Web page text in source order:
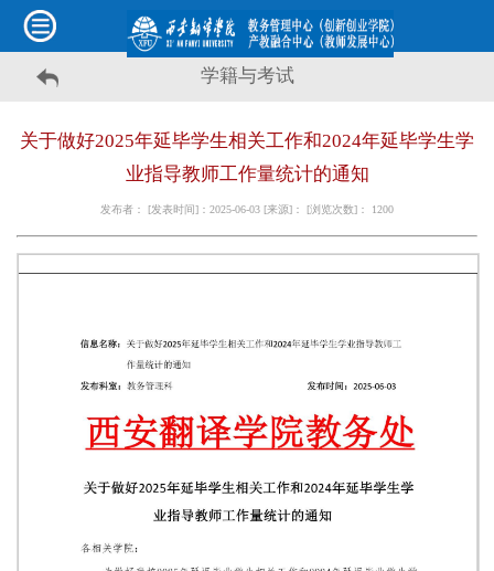
学籍与考试
关于做好2025年延毕学生相关工作和2024年延毕学生学
业指导教师工作量统计的通知
发布者： [发表时间]：2025-06-03 [来源]： [浏览次数]： 1200